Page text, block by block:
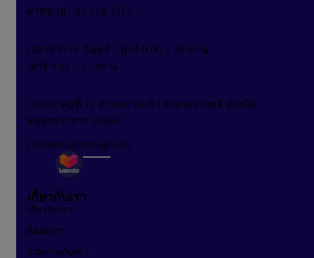
ฝ่ายขาย : 02-114-3317
เวลาทำการ: จันทร์ – ศุกร์ 9.00 – 18.00 น.
เสาร์ 9.00 – 13.00 น.
168/42 หมู่ที่ 12 ตำบลบางแก้ว อำเภอบางพลี จังหวัด
สมุทรปราการ 10540
vnixonestop@vnixgp.com
เกี่ยวกับเรา
เกี่ยวกับเรา
ติดต่อเรา
ร่วมงานกับเรา